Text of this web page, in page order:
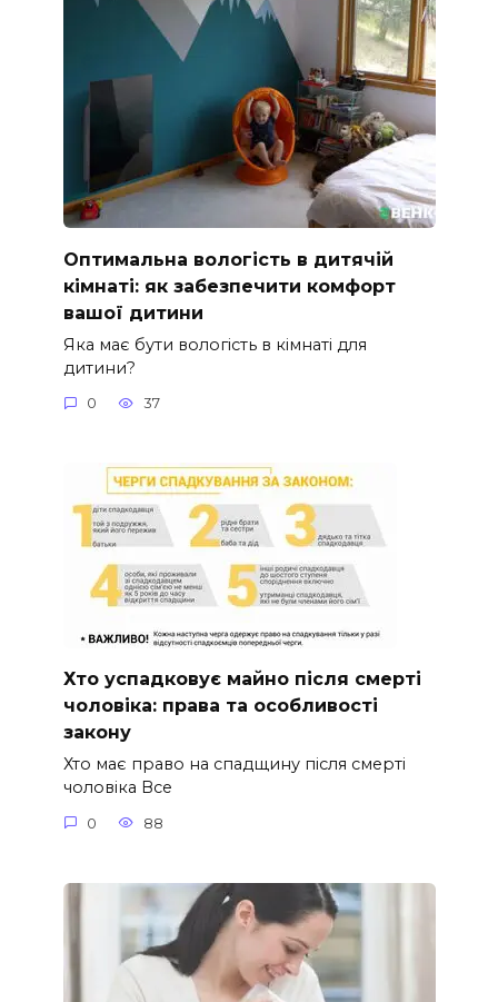
Оптимальна вологість в дитячій
кімнаті: як забезпечити комфорт
вашої дитини
Яка має бути вологість в кімнаті для
дитини?
0 37
Хто успадковує майно після смерті
чоловіка: права та особливості
закону
Хто має право на спадщину після смерті
чоловіка Все
0 88